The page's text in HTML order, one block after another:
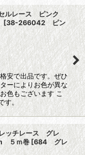
セルレース ピンク
[38-266042 ピン
安で出品です。ぜひ
ーによりお色が異な
色もございます こ
す。
ッチレース グレ
５ｍ巻 [684 グレ